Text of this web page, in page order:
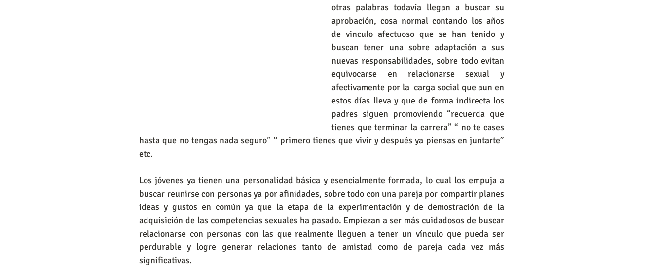
otras palabras todavía llegan a buscar su
aprobación, cosa normal contando los años
de vinculo afectuoso que se han tenido y
buscan tener una sobre adaptación a sus
nuevas responsabilidades, sobre todo evitan
equivocarse en relacionarse sexual y
afectivamente por la  carga social que aun en
estos días lleva y que de forma indirecta los
padres siguen promoviendo “recuerda que
tienes que terminar la carrera” “ no te cases
hasta que no tengas nada seguro” “ primero tienes que vivir y después ya piensas en juntarte”
etc.
Los jóvenes ya tienen una personalidad básica y esencialmente formada, lo cual los empuja a
buscar reunirse con personas ya por afinidades, sobre todo con una pareja por compartir planes
ideas y gustos en común ya que la etapa de la experimentación y de demostración de la
adquisición de las competencias sexuales ha pasado. Empiezan a ser más cuidadosos de buscar
relacionarse con personas con las que realmente lleguen a tener un vínculo que pueda ser
perdurable y logre generar relaciones tanto de amistad como de pareja cada vez más
significativas.